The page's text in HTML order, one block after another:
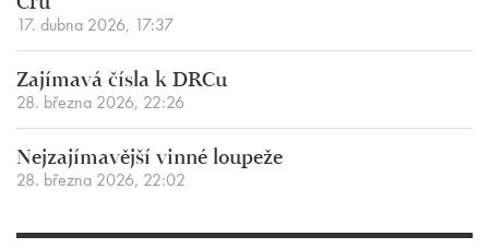
17. dubna 2026, 17:37
Zajímavá čísla k DRCu
28. března 2026, 22:26
Nejzajímavější vinné loupeže
28. března 2026, 22:02